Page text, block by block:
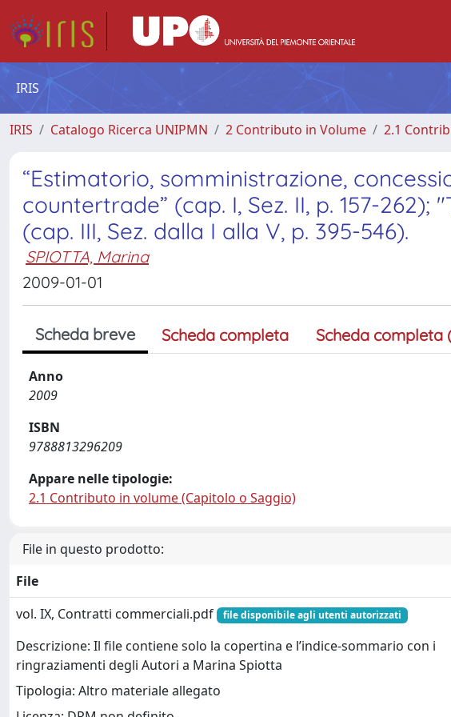
IRIS
IRIS Catalogo Ricerca UNIPMN 2 Contributo in Volume 2.1
“Estimatorio, somministrazione,
countertrade” (cap. I, Sez. II, p. 157-
(cap. III, Sez. dalla I alla V, p. 395-546).
SPIOTTA, Marina
2009-01-01
Scheda breve Scheda completa Scheda completa
Anno
2009
ISBN
9788813296209
Appare nelle tipologie:
2.1 Contributo in volume (Capitolo o Saggio)
File in questo prodotto:
File
vol. IX, Contratti commerciali.pdf
file disponibile agli utenti autorizzati
Descrizione: Il file contiene solo la copertina e l’indice-sommario con i
ringraziamenti degli Autori a Marina Spiotta
Tipologia: Altro materiale allegato